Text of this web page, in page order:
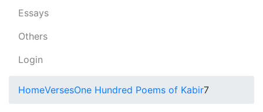
Essays
Others
Login
HomeVersesOne Hundred Poems of Kabir7